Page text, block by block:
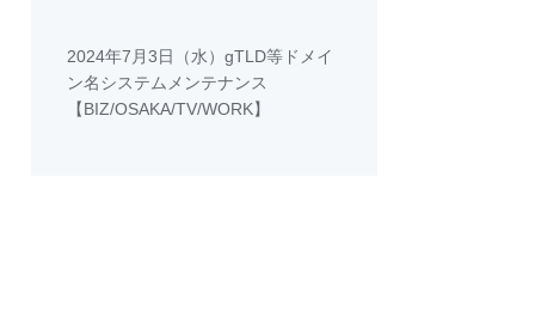
2024年7月3日（水）gTLD等ドメイ
ン名システムメンテナンス
【BIZ/OSAKA/TV/WORK】